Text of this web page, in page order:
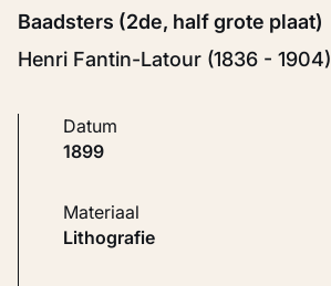
Baadsters (2de, half grote plaat)
Henri Fantin-Latour (1836 - 1904)
Datum
1899
Materiaal
Lithografie